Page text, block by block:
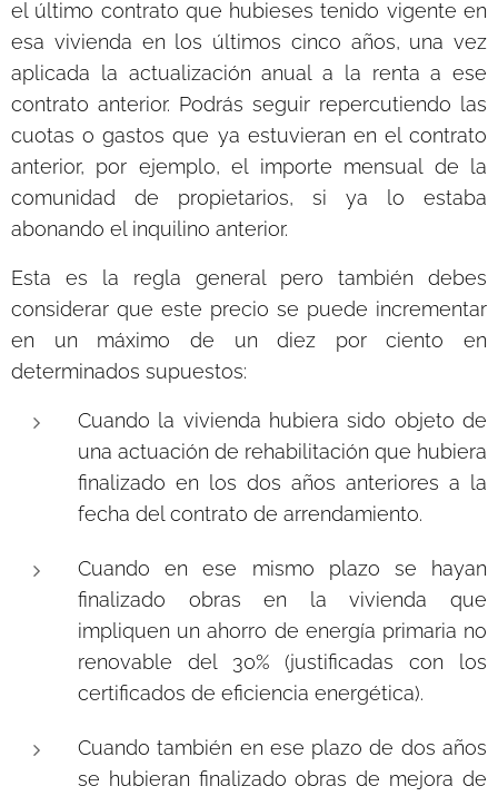
el último contrato que hubieses tenido vigente en
esa vivienda en los últimos cinco años, una vez
aplicada la actualización anual a la renta a ese
contrato anterior. Podrás seguir repercutiendo las
cuotas o gastos que ya estuvieran en el contrato
anterior, por ejemplo, el importe mensual de la
comunidad de propietarios, si ya lo estaba
abonando el inquilino anterior.
Esta es la regla general pero también debes
considerar que este precio se puede incrementar
en un máximo de un diez por ciento en
determinados supuestos:
Cuando la vivienda hubiera sido objeto de
una actuación de rehabilitación que hubiera
finalizado en los dos años anteriores a la
fecha del contrato de arrendamiento.
Cuando en ese mismo plazo se hayan
finalizado obras en la vivienda que
impliquen un ahorro de energía primaria no
renovable del 30% (justificadas con los
certificados de eficiencia energética).
Cuando también en ese plazo de dos años
se hubieran finalizado obras de mejora de